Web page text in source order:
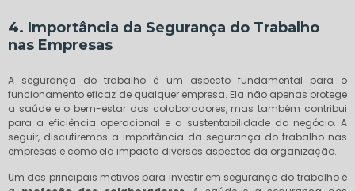
4. Importância da Segurança do Trabalho
nas Empresas
A segurança do trabalho é um aspecto fundamental para o
funcionamento eficaz de qualquer empresa. Ela não apenas protege
a saúde e o bem-estar dos colaboradores, mas também contribui
para a eficiência operacional e a sustentabilidade do negócio. A
seguir, discutiremos a importância da segurança do trabalho nas
empresas e como ela impacta diversos aspectos da organização.
Um dos principais motivos para investir em segurança do trabalho é